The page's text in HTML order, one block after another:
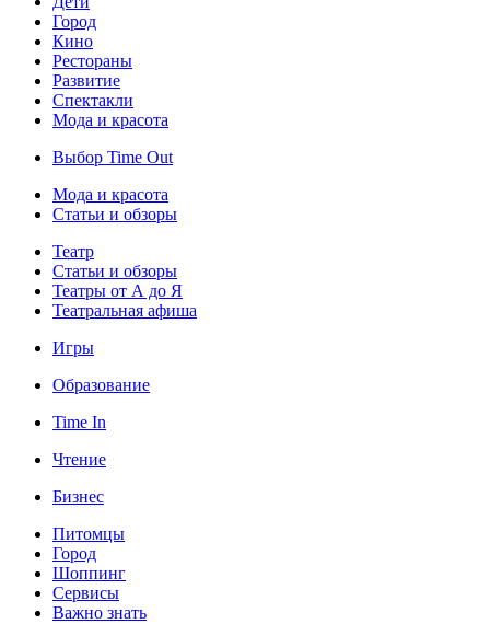
Город
Кино
Рестораны
Развитие
Спектакли
Мода и красота
Выбор Time Out
Мода и красота
Статьи и обзоры
Театр
Статьи и обзоры
Театры от А до Я
Театральная афиша
Игры
Образование
Time In
Чтение
Бизнес
Питомцы
Город
Шоппинг
Сервисы
Важно знать